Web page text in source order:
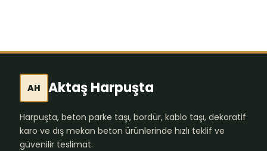
AH Aktaş Harpuşta
Harpuşta, beton parke taşı, bordür, kablo taşı, dekoratif
karo ve dış mekan beton ürünlerinde hızlı teklif ve
güvenilir teslimat.